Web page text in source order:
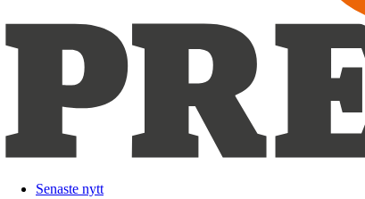
Senaste nytt